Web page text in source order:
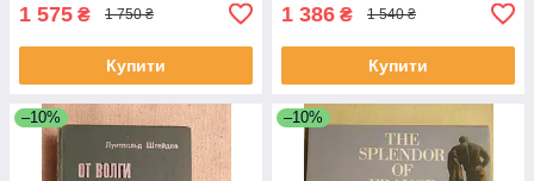
1 575 ₴ 1 750 ₴
Купити
1 386 ₴ 1 540 ₴
Купити
–10% –10%